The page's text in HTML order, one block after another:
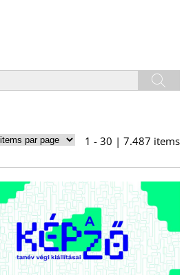
1 - 30 | 7.487 items